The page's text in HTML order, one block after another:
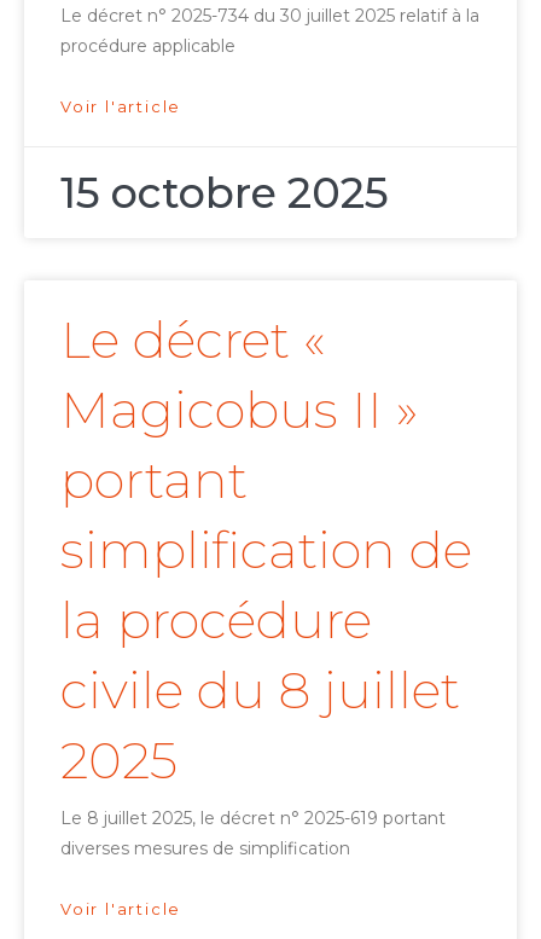
Le décret n° 2025-734 du 30 juillet 2025 relatif à la
procédure applicable
Voir l'article
15 octobre 2025
Le décret «
Magicobus II »
portant
simplification de
la procédure
civile du 8 juillet
2025
Le 8 juillet 2025, le décret n° 2025-619 portant
diverses mesures de simplification
Voir l'article